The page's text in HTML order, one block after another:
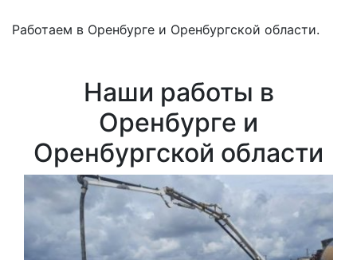
Работаем в Оренбурге и Оренбургской области.
Наши работы в
Оренбурге и
Оренбургской области